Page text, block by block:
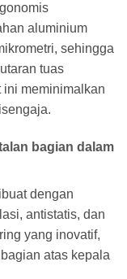
aluminium
sehingga
tuas
ini meminimalkan
bagian dalam
dengan
antistatis, dan
yang inovatif,
atas kepala